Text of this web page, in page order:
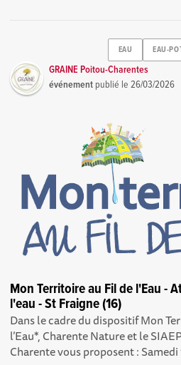
EAU EAU-
GRAINE Poitou-Charentes
événement publié le26/03/2026
Mon Territoire au Fil de l'Eau -
l'eau - St Fraigne (16)
Dans le cadre du dispositif Mon
l’Eau*, Charente Nature et le
Charente vous proposent : Samedi